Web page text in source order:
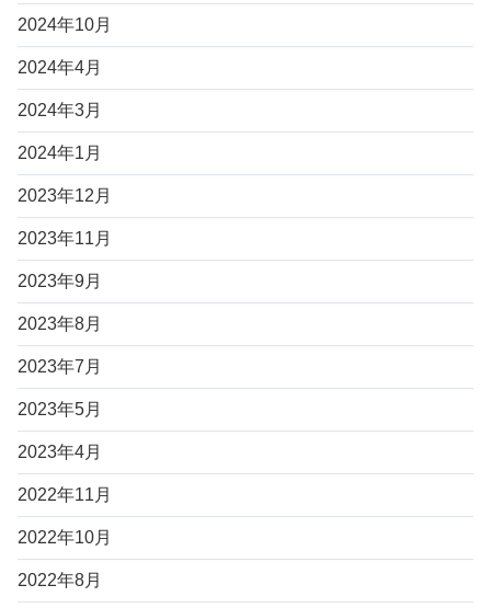
2024年10月
2024年4月
2024年3月
2024年1月
2023年12月
2023年11月
2023年9月
2023年8月
2023年7月
2023年5月
2023年4月
2022年11月
2022年10月
2022年8月